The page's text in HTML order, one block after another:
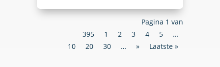
Pagina 1 van
395
1 2 3 4 5
…
10
20 30 … » Laatste »